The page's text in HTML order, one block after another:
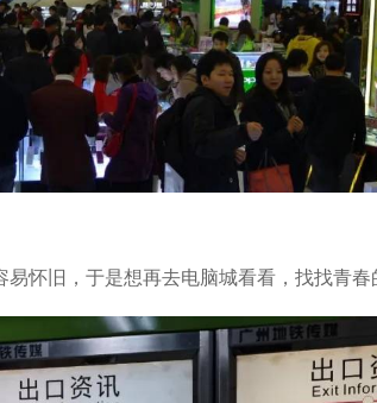
怀旧，于是想再去电脑城看看，找找青